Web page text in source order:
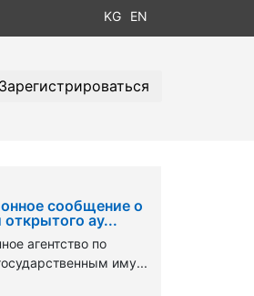
KG EN
Зарегистрироваться
сообщение о
открытого ау...
агентство по
иму...